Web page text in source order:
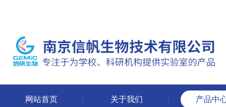
网站首页 关于我们 产品中